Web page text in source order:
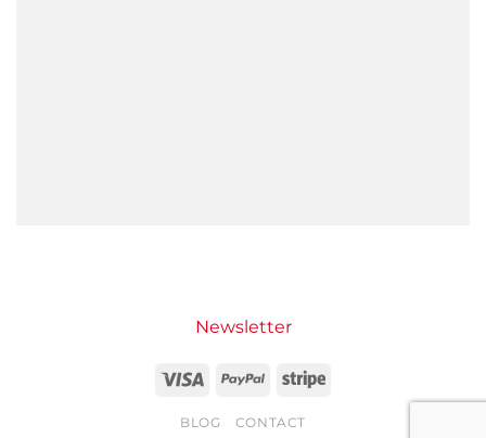
Newsletter
Visa PayPal Stripe
BLOG CONTACT